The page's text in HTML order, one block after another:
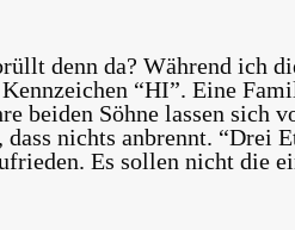
denn da? Während ich
“HI”. Eine
beiden Söhne lassen sich
dass nichts anbrennt. “Drei
Es sollen nicht die